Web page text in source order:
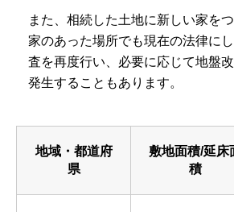
また、相続した土地に新しい家を
家のあった場所でも現在の法律に
査を再度行い、必要に応じて地盤
発生することもあります。
地域・都道府
県
敷地面積/延床
積